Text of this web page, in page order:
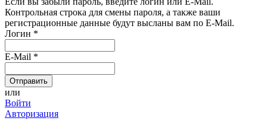
Контрольная строка для смены пароля, а также ваши
регистрационные данные будут высланы вам по E-Mail.
Логин *
E-Mail *
или
Войти
Авторизация